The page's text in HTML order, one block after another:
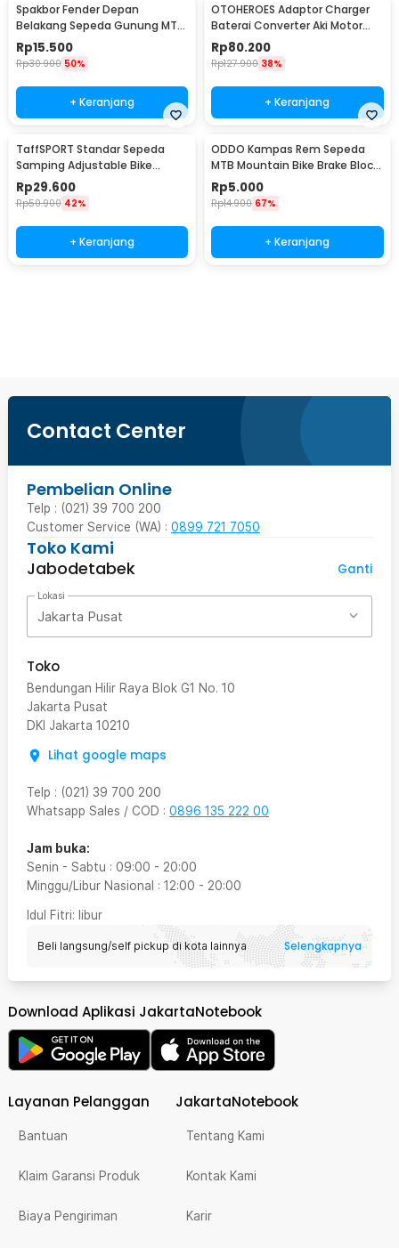
Spakbor Fender Depan
Belakang Sepeda Gunung MTB
- HF0034300
Rp15.500
Rp30.900 50%
+ Keranjang
OTOHEROES Adaptor Charger
Baterai Converter Aki Motor
Skuter 48V 20Ah - YF2021-12
Rp80.200
Rp127.900 38%
+ Keranjang
TaffSPORT Standar Sepeda
Samping Adjustable Bike
Kickstand 34-39cm - Z50
Rp29.600
Rp50.900 42%
+ Keranjang
ODDO Kampas Rem Sepeda
MTB Mountain Bike Brake Block
70mm 2 PCS - B39
Rp5.000
Rp14.900 67%
+ Keranjang
Contact Center
Pembelian Online
Telp : (021) 39 700 200
Customer Service (WA) : 0899 721 7050
Toko Kami
Jabodetabek
Ganti
Lokasi
Jakarta Pusat
Toko
Bendungan Hilir Raya Blok G1 No. 10
Jakarta Pusat
DKI Jakarta 10210
Lihat google maps
Telp : (021) 39 700 200
Whatsapp Sales / COD : 0896 135 222 00
Jam buka:
Senin - Sabtu : 09:00 - 20:00
Minggu/Libur Nasional : 12:00 - 20:00
Idul Fitri: libur
Beli langsung/self pickup di kota lainnya Selengkapnya
Download Aplikasi JakartaNotebook
Layanan Pelanggan
Bantuan
Klaim Garansi Produk
Biaya Pengiriman
JakartaNotebook
Tentang Kami
Kontak Kami
Karir